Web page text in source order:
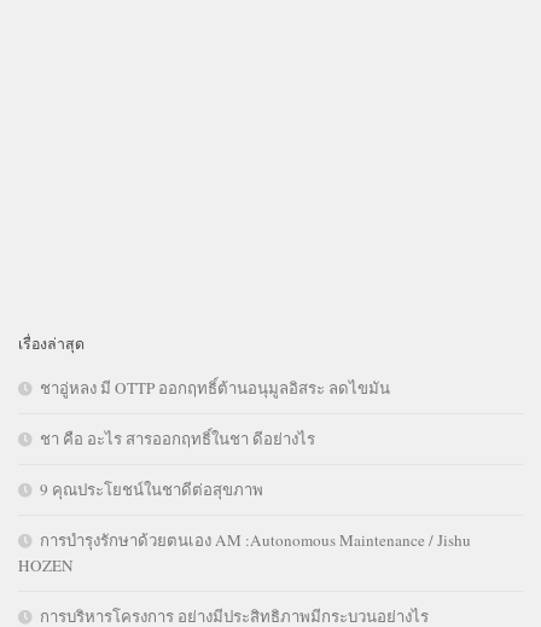
เรื่องล่าสุด
ชาอู่หลง มี OTTP ออกฤทธิ์ต้านอนุมูลอิสระ ลดไขมัน
ชา คือ อะไร สารออกฤทธิ์ในชา ดีอย่างไร
9 คุณประโยชน์ในชาดีต่อสุขภาพ
การบำรุงรักษาด้วยตนเอง AM :Autonomous Maintenance / Jishu
HOZEN
การบริหารโครงการ อย่างมีประสิทธิภาพมีกระบวนอย่างไร